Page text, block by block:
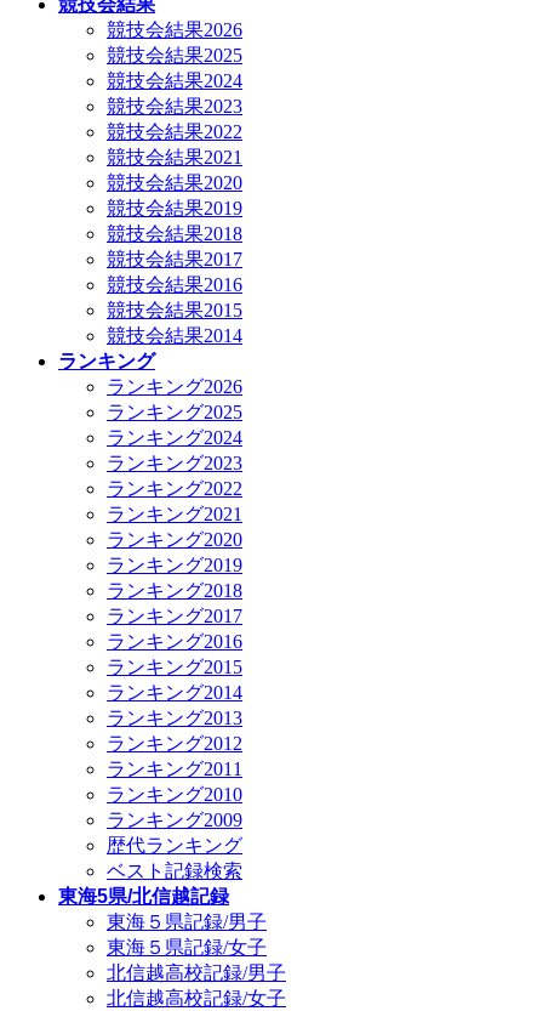
競技会結果
競技会結果2026
競技会結果2025
競技会結果2024
競技会結果2023
競技会結果2022
競技会結果2021
競技会結果2020
競技会結果2019
競技会結果2018
競技会結果2017
競技会結果2016
競技会結果2015
競技会結果2014
ランキング
ランキング2026
ランキング2025
ランキング2024
ランキング2023
ランキング2022
ランキング2021
ランキング2020
ランキング2019
ランキング2018
ランキング2017
ランキング2016
ランキング2015
ランキング2014
ランキング2013
ランキング2012
ランキング2011
ランキング2010
ランキング2009
歴代ランキング
ベスト記録検索
東海5県/北信越記録
東海５県記録/男子
東海５県記録/女子
北信越高校記録/男子
北信越高校記録/女子